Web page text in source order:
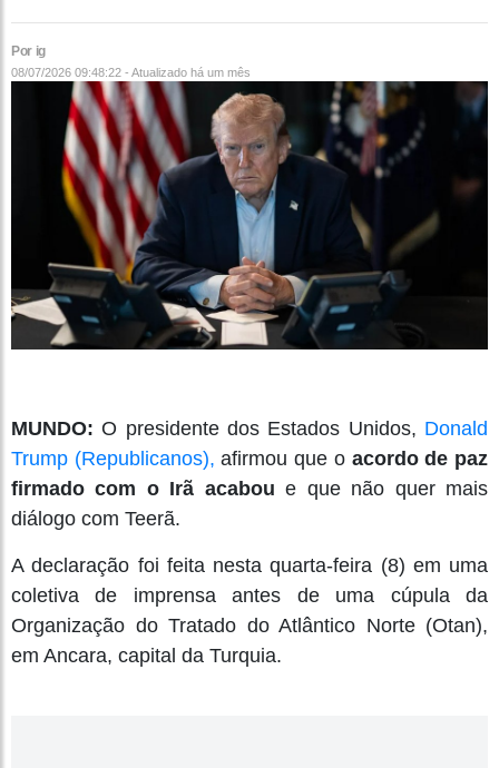
Por ig
08/07/2026 09:48:22 - Atualizado há um mês
MUNDO: O presidente dos Estados Unidos, Donald
Trump (Republicanos), afirmou que o acordo de paz
firmado com o Irã acabou e que não quer mais
diálogo com Teerã.
A declaração foi feita nesta quarta-feira (8) em uma
coletiva de imprensa antes de uma cúpula da
Organização do Tratado do Atlântico Norte (Otan),
em Ancara, capital da Turquia.